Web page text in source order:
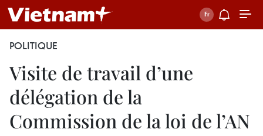
POLITIQUE
Visite de travail d’une
délégation de la
Commission de la loi de l’AN